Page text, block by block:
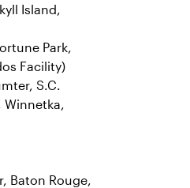
Island,
Park,
Facility)
S.C.
Winnetka,
Baton Rouge,